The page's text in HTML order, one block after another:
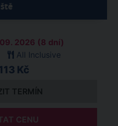
2026 (8 dní)
All Inclusive
Kč
TERMÍN
CENU